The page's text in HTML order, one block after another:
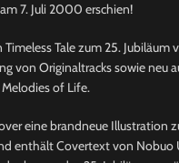
7. Juli 2000 erschien!
Tale zum 25. Jubiläum
von Originaltracks sowie neu
of Life.
eine brandneue Illustration
enthält Covertext von Nobuo